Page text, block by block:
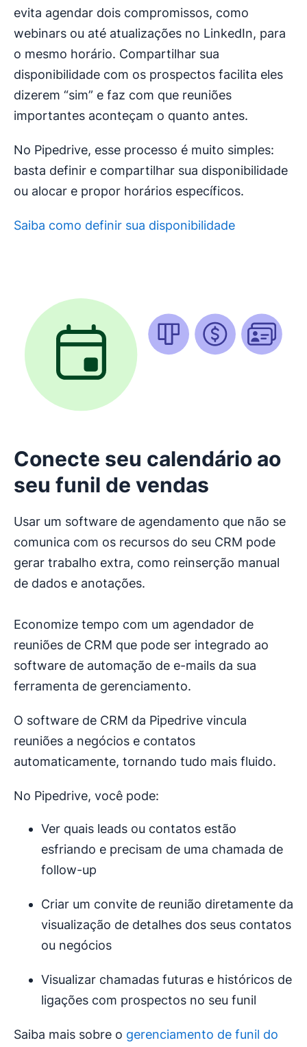
evita agendar dois compromissos, como
webinars ou até atualizações no LinkedIn, para
o mesmo horário. Compartilhar sua
disponibilidade com os prospectos facilita eles
dizerem “sim” e faz com que reuniões
importantes aconteçam o quanto antes.
No Pipedrive, esse processo é muito simples:
basta definir e compartilhar sua disponibilidade
ou alocar e propor horários específicos.
Saiba como definir sua disponibilidade
Conecte seu calendário ao
seu funil de vendas
Usar um software de agendamento que não se
comunica com os recursos do seu CRM pode
gerar trabalho extra, como reinserção manual
de dados e anotações.
Economize tempo com um agendador de
reuniões de CRM que pode ser integrado ao
software de automação de e-mails da sua
ferramenta de gerenciamento.
O software de CRM da Pipedrive vincula
reuniões a negócios e contatos
automaticamente, tornando tudo mais fluido.
No Pipedrive, você pode:
Ver quais leads ou contatos estão
esfriando e precisam de uma chamada de
follow-up
Criar um convite de reunião diretamente da
visualização de detalhes dos seus contatos
ou negócios
Visualizar chamadas futuras e históricos de
ligações com prospectos no seu funil
Saiba mais sobre o gerenciamento de funil do